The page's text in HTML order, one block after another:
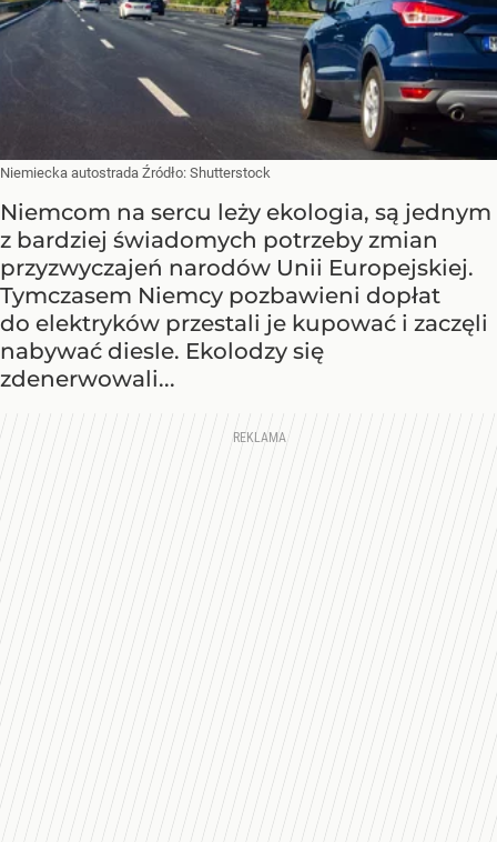
Niemiecka autostrada Źródło: Shutterstock
Niemcom na sercu leży ekologia, są jednym
z bardziej świadomych potrzeby zmian
przyzwyczajeń narodów Unii Europejskiej.
Tymczasem Niemcy pozbawieni dopłat
do elektryków przestali je kupować i zaczęli
nabywać diesle. Ekolodzy się
zdenerwowali...